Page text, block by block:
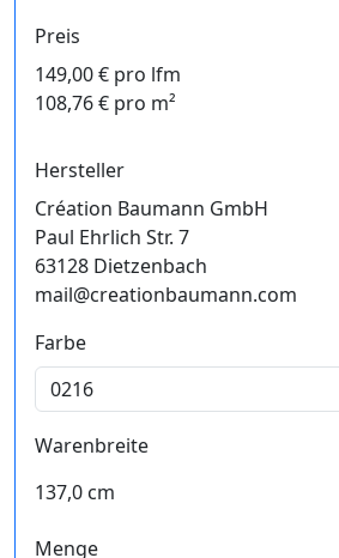
Preis
149,00 € pro lfm
108,76 € pro m²
Hersteller
Création Baumann GmbH
Paul Ehrlich Str. 7
63128 Dietzenbach
mail@creationbaumann.com
Farbe
Warenbreite
137,0 cm
Menge